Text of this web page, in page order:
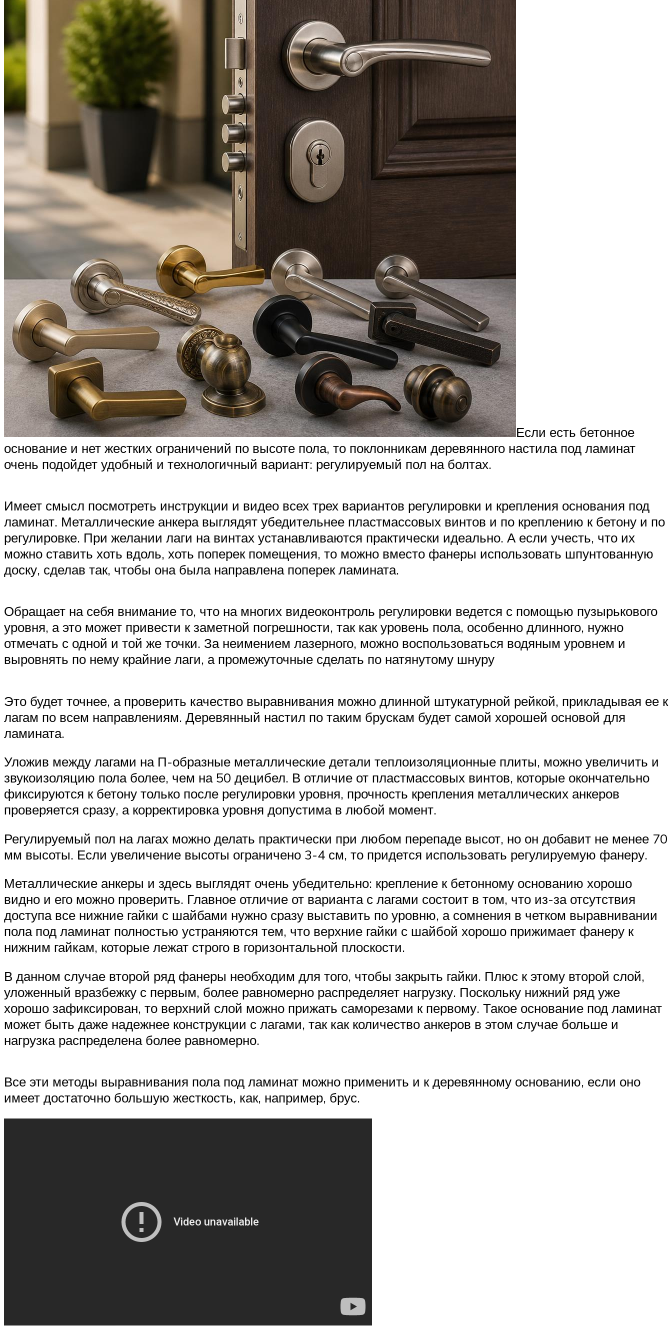
Если есть бетонное
основание и нет жестких ограничений по высоте пола, то поклонникам деревянного настила под ламинат
очень подойдет удобный и технологичный вариант: регулируемый пол на болтах.
Имеет смысл посмотреть инструкции и видео всех трех вариантов регулировки и крепления основания под
ламинат. Металлические анкера выглядят убедительнее пластмассовых винтов и по креплению к бетону и по
регулировке. При желании лаги на винтах устанавливаются практически идеально. А если учесть, что их
можно ставить хоть вдоль, хоть поперек помещения, то можно вместо фанеры использовать шпунтованную
доску, сделав так, чтобы она была направлена поперек ламината.
Обращает на себя внимание то, что на многих видеоконтроль регулировки ведется с помощью пузырькового
уровня, а это может привести к заметной погрешности, так как уровень пола, особенно длинного, нужно
отмечать с одной и той же точки. За неимением лазерного, можно воспользоваться водяным уровнем и
выровнять по нему крайние лаги, а промежуточные сделать по натянутому шнуру
Это будет точнее, а проверить качество выравнивания можно длинной штукатурной рейкой, прикладывая ее к
лагам по всем направлениям. Деревянный настил по таким брускам будет самой хорошей основой для
ламината.
Уложив между лагами на П-образные металлические детали теплоизоляционные плиты, можно увеличить и
звукоизоляцию пола более, чем на 50 децибел. В отличие от пластмассовых винтов, которые окончательно
фиксируются к бетону только после регулировки уровня, прочность крепления металлических анкеров
проверяется сразу, а корректировка уровня допустима в любой момент.
Регулируемый пол на лагах можно делать практически при любом перепаде высот, но он добавит не менее 70
мм высоты. Если увеличение высоты ограничено 3-4 см, то придется использовать регулируемую фанеру.
Металлические анкеры и здесь выглядят очень убедительно: крепление к бетонному основанию хорошо
видно и его можно проверить. Главное отличие от варианта с лагами состоит в том, что из-за отсутствия
доступа все нижние гайки с шайбами нужно сразу выставить по уровню, а сомнения в четком выравнивании
пола под ламинат полностью устраняются тем, что верхние гайки с шайбой хорошо прижимает фанеру к
нижним гайкам, которые лежат строго в горизонтальной плоскости.
В данном случае второй ряд фанеры необходим для того, чтобы закрыть гайки. Плюс к этому второй слой,
уложенный вразбежку с первым, более равномерно распределяет нагрузку. Поскольку нижний ряд уже
хорошо зафиксирован, то верхний слой можно прижать саморезами к первому. Такое основание под ламинат
может быть даже надежнее конструкции с лагами, так как количество анкеров в этом случае больше и
нагрузка распределена более равномерно.
Все эти методы выравнивания пола под ламинат можно применить и к деревянному основанию, если оно
имеет достаточно большую жесткость, как, например, брус.